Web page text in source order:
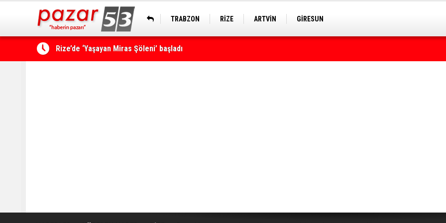
TRABZON RİZE ARTVİN GİRESUN
Çamlıhemşin'de kayıp vatandaş 600 metrelik uçurumda bulundu